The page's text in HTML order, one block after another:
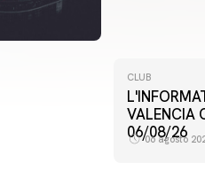
CLUB
L'INFORMATIU
VALENCIA
06/08/26
06 agosto